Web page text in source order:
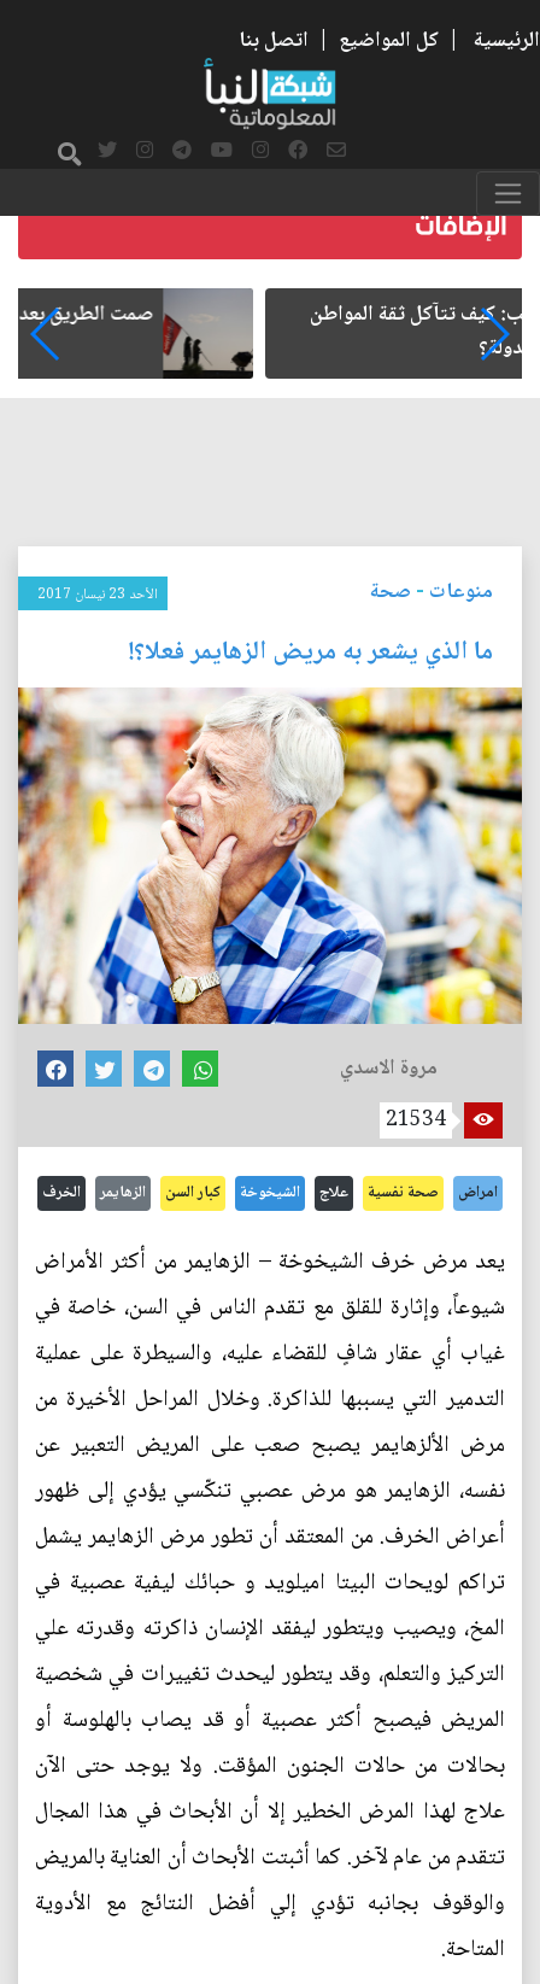
الرئيسية | كل المواضيع | اتصل بنا
صمت الطريق بعد الأربعين
منوعات - صحة الأحد 23 نيسان 2017
ما الذي يشعر به مريض الزهايمر فعلا؟!
مروة الاسدي
21534
امراض صحة نفسية علاج الشيخوخة كبار السن الزهايمر الخرف
يعد مرض خرف الشيخوخة – الزهايمر من أكثر الأمراض
شيوعاً، وإثارة للقلق مع تقدم الناس في السن، خاصة في
غياب أي عقار شافٍ للقضاء عليه، والسيطرة على عملية
التدمير التي يسببها للذاكرة. وخلال المراحل الأخيرة من
مرض الألزهايمر يصبح صعب على المريض التعبير عن
نفسه، الزهايمر هو مرض عصبي تنكّسي يؤدي إلى ظهور
أعراض الخرف. من المعتقد أن تطور مرض الزهايمر يشمل
تراكم لويحات البيتا اميلويد و حبائك ليفية عصبية في
المخ، ويصيب ويتطور ليفقد الإنسان ذاكرته وقدرته علي
التركيز والتعلم، وقد يتطور ليحدث تغييرات في شخصية
المريض فيصبح أكثر عصبية أو قد يصاب بالهلوسة أو
بحالات من حالات الجنون المؤقت. ولا يوجد حتى الآن
علاج لهذا المرض الخطير إلا أن الأبحاث في هذا المجال
تتقدم من عام لآخر. كما أثبتت الأبحاث أن العناية بالمريض
والوقوف بجانبه تؤدي إلي أفضل النتائج مع الأدوية
المتاحة.